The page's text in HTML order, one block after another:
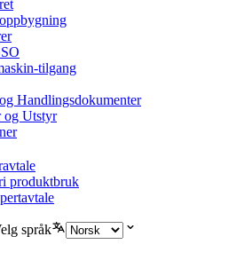
tilgang
Handlingsdokumenter
og Utstyr
produktbruk
språk